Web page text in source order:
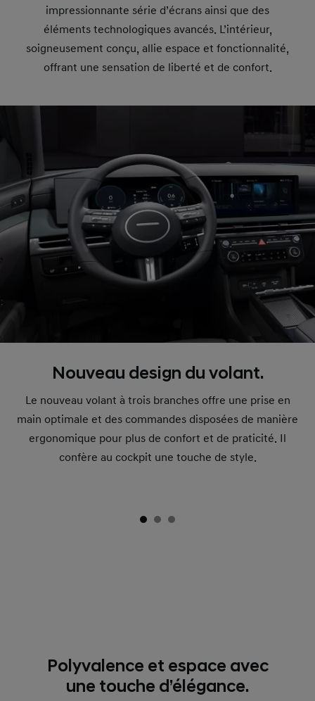
impressionnante série d’écrans ainsi que des
éléments technologiques avancés. L’intérieur,
soigneusement conçu, allie espace et fonctionnalité,
offrant une sensation de liberté et de confort.
Nouveau design du volant.
Le nouveau volant à trois branches offre une prise en
main optimale et des commandes disposées de manière
ergonomique pour plus de confort et de praticité. Il
confère au cockpit une touche de style.
Polyvalence et espace avec
une touche d’élégance.